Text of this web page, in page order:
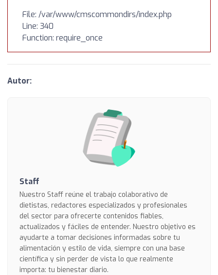
File: /var/www/cmscommondirs/index.php
Line: 340
Function: require_once
Autor:
Staff
Nuestro Staff reúne el trabajo colaborativo de
dietistas, redactores especializados y profesionales
del sector para ofrecerte contenidos fiables,
actualizados y fáciles de entender. Nuestro objetivo es
ayudarte a tomar decisiones informadas sobre tu
alimentación y estilo de vida, siempre con una base
científica y sin perder de vista lo que realmente
importa: tu bienestar diario.